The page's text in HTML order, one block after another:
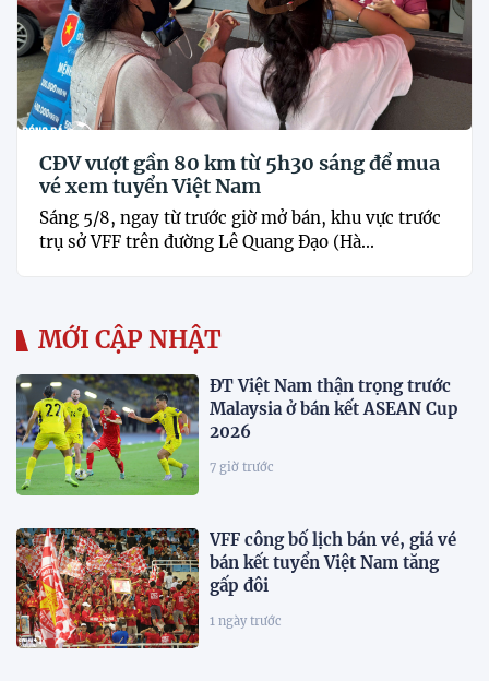
CĐV vượt gần 80 km từ 5h30 sáng để mua
vé xem tuyển Việt Nam
Sáng 5/8, ngay từ trước giờ mở bán, khu vực trước
trụ sở VFF trên đường Lê Quang Đạo (Hà...
MỚI CẬP NHẬT
ĐT Việt Nam thận trọng trước
Malaysia ở bán kết ASEAN Cup
2026
7 giờ trước
VFF công bố lịch bán vé, giá vé
bán kết tuyển Việt Nam tăng
gấp đôi
1 ngày trước